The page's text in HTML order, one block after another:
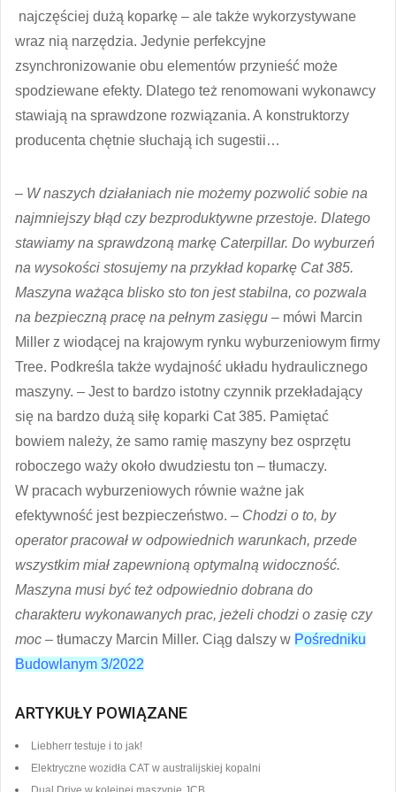
najczęściej dużą koparkę – ale także wykorzystywane
wraz nią narzędzia. Jedynie perfekcyjne
zsynchronizowanie obu elementów przynieść może
spodziewane efekty. Dlatego też renomowani wykonawcy
stawiają na sprawdzone rozwiązania. A konstruktorzy
producenta chętnie słuchają ich sugestii…
– W naszych działaniach nie możemy pozwolić sobie na
najmniejszy błąd czy bezproduktywne przestoje. Dlatego
stawiamy na sprawdzoną markę Caterpillar. Do wyburzeń
na wysokości stosujemy na przykład koparkę Cat 385.
Maszyna ważąca blisko sto ton jest stabilna, co pozwala
na bezpieczną pracę na pełnym zasięgu – mówi Marcin
Miller z wiodącej na krajowym rynku wyburzeniowym firmy
Tree. Podkreśla także wydajność układu hydraulicznego
maszyny. – Jest to bardzo istotny czynnik przekładający
się na bardzo dużą siłę koparki Cat 385. Pamiętać
bowiem należy, że samo ramię maszyny bez osprzętu
roboczego waży około dwudziestu ton – tłumaczy.
W pracach wyburzeniowych równie ważne jak
efektywność jest bezpieczeństwo. – Chodzi o to, by
operator pracował w odpowiednich warunkach, przede
wszystkim miał zapewnioną optymalną widoczność.
Maszyna musi być też odpowiednio dobrana do
charakteru wykonawanych prac, jeżeli chodzi o zasię czy
moc – tłumaczy Marcin Miller. Ciąg dalszy w Pośredniku
Budowlanym 3/2022
ARTYKUŁY POWIĄZANE
Liebherr testuje i to jak!
Elektryczne wozidła CAT w australijskiej kopalni